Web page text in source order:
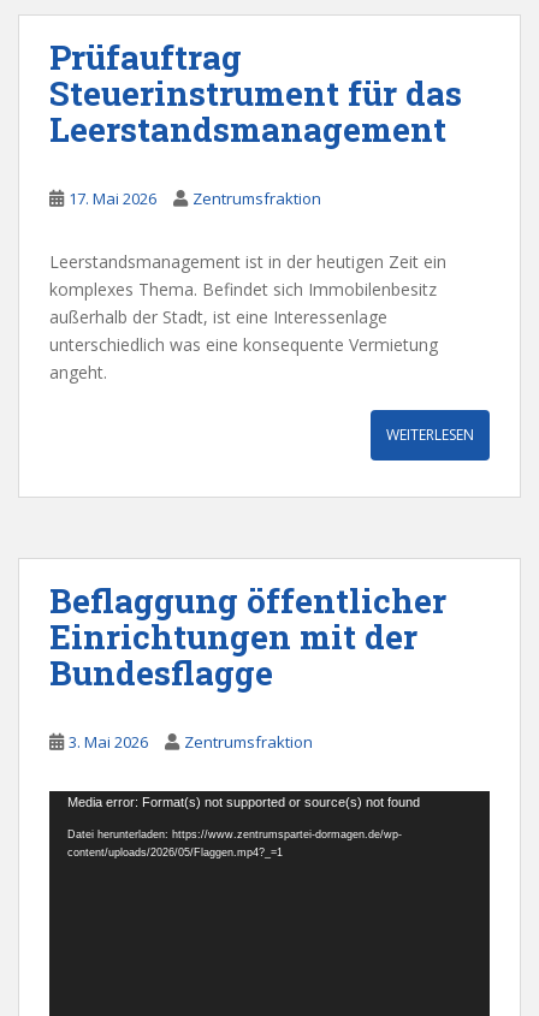
Prüfauftrag
Steuerinstrument für das
Leerstandsmanagement
17. Mai 2026 Zentrumsfraktion
Leerstandsmanagement ist in der heutigen Zeit ein
komplexes Thema. Befindet sich Immobilenbesitz
außerhalb der Stadt, ist eine Interessenlage
unterschiedlich was eine konsequente Vermietung
angeht.
WEITERLESEN
Beflaggung öffentlicher
Einrichtungen mit der
Bundesflagge
3. Mai 2026 Zentrumsfraktion
Video-
Player
Media error: Format(s) not supported or source(s) not found
Datei herunterladen: https://www.zentrumspartei-dormagen.de/wp-
content/uploads/2026/05/Flaggen.mp4?_=1